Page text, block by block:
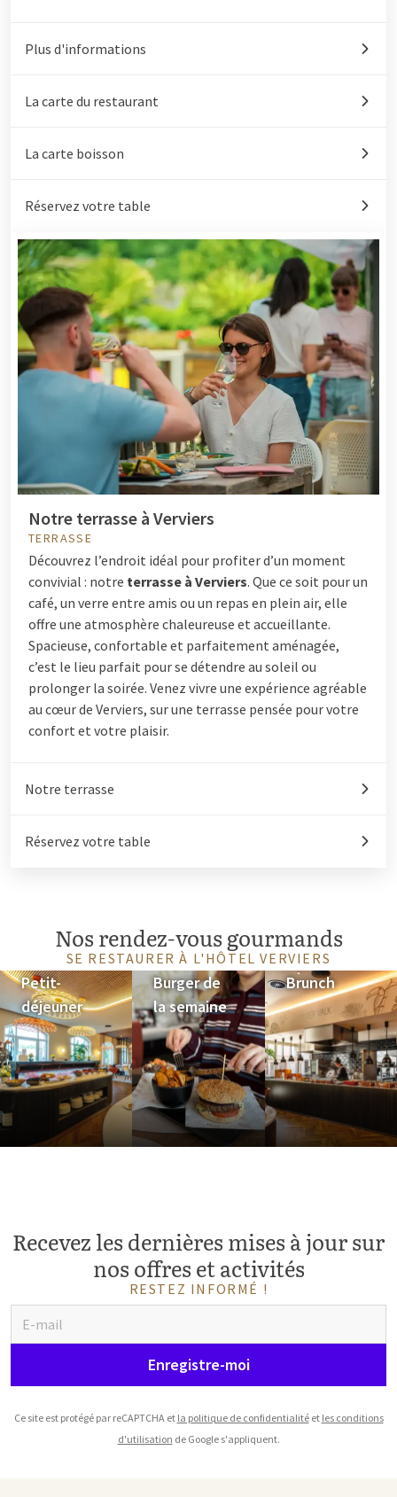
Plus d'informations
La carte du restaurant
La carte boisson
Réservez votre table
Notre terrasse à Verviers
TERRASSE
Découvrez l’endroit idéal pour profiter d’un moment
convivial : notre terrasse à Verviers. Que ce soit pour un
café, un verre entre amis ou un repas en plein air, elle
offre une atmosphère chaleureuse et accueillante.
Spacieuse, confortable et parfaitement aménagée,
c’est le lieu parfait pour se détendre au soleil ou
prolonger la soirée. Venez vivre une expérience agréable
au cœur de Verviers, sur une terrasse pensée pour votre
confort et votre plaisir.
Notre terrasse
Réservez votre table
Nos rendez-vous gourmands
SE RESTAURER À L'HÔTEL VERVIERS
Petit-
déjeuner
Burger de
la semaine
Brunch
Recevez les dernières mises à jour sur
nos offres et activités
RESTEZ INFORMÉ !
Enregistre-moi
Ce site est protégé par reCAPTCHA et la politique de confidentialitéet les conditions
d'utilisation de Google s'appliquent.